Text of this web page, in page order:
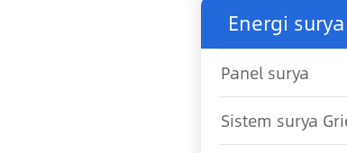
Energi surya
Panel surya
Sistem surya